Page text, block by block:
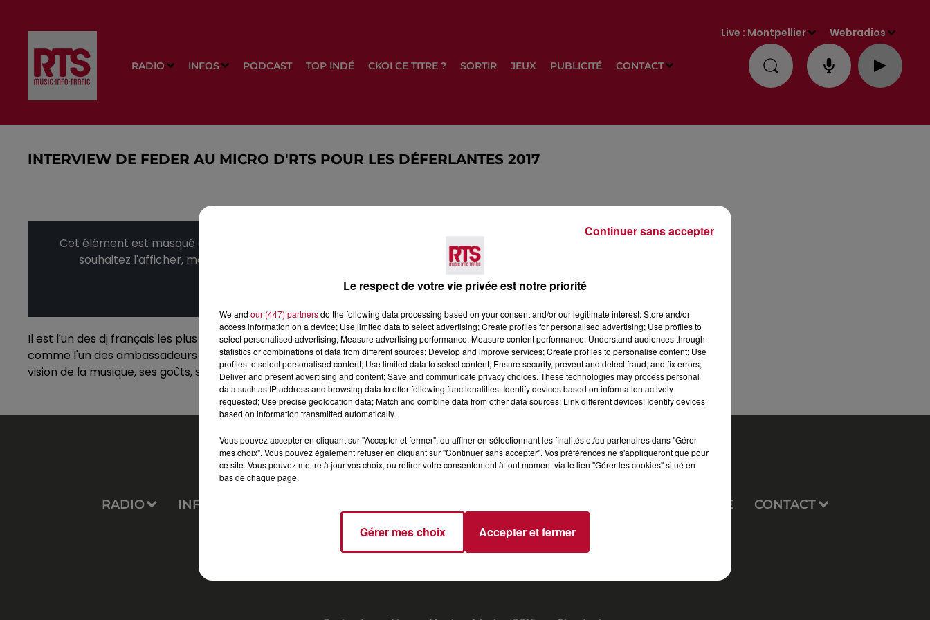
RADIO INFOS PODCAST TOP INDÉ CKOI CE TITRE ? SORTIR JEUX PUBLICITÉ CONTACT
Live : Montpellier Webradios
INTERVIEW DE FEDER AU MICRO D'RTS POUR LES DÉFERLANTES 2017
Cet élément est masqué compte-tenu du refus du dépôt de cookies que vous avez exprimé. Si vous
souhaitez l'afficher, merci de nous donner votre accord en cliquant sur le bouton ci-dessous.
Afficher l'élément
Il est l'un des dj français les plus connus dans le monde. Feder, enchaîne les tubes et est aujourd'hui considéré
comme l'un des ambassadeurs de la musique électronique française à travers le monde. Il nous explique sa
vision de la musique, ses goûts, ses projets dans une belle interview au micro d'RTS, la radio du sud.
RADIO INFOS PUBLICITÉ CONTACT
Le respect de votre vie privée est notre priorité
We and our (447) partnersdo the following data processing based on your consent and/or our legitimate interest: Store and/or
access information on a device; Use limited data to select advertising; Create profiles for personalised advertising; Use profiles to
select personalised advertising; Measure advertising performance; Measure content performance; Understand audiences through
statistics or combinations of data from different sources; Develop and improve services; Create profiles to personalise content; Use
profiles to select personalised content; Use limited data to select content; Ensure security, prevent and detect fraud, and fix errors;
Deliver and present advertising and content; Save and communicate privacy choices. These technologies may process personal
data such as IP address and browsing data to offer following functionalities: Identify devices based on information actively
requested; Use precise geolocation data; Match and combine data from other data sources; Link different devices; Identify devices
based on information transmitted automatically.
Vous pouvez accepter en cliquant sur "Accepter et fermer", ou affiner en sélectionnant les finalités et/ou partenaires dans "Gérer
mes choix". Vous pouvez également refuser en cliquant sur "Continuer sans accepter". Vos préférences ne s'appliqueront que pour
ce site. Vous pouvez mettre à jour vos choix, ou retirer votre consentement à tout moment via le lien "Gérer les cookies" situé en
bas de chaque page.
Gérer mes choix Accepter et fermer
Continuer sans accepter